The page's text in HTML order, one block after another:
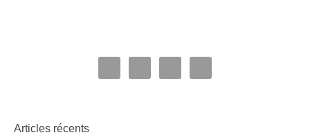
Articles récents